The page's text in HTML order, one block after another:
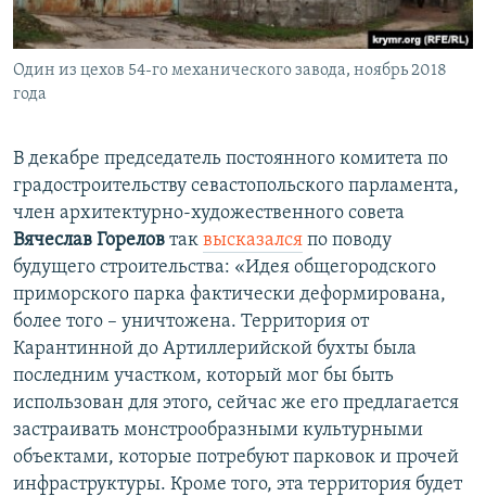
Один из цехов 54-го механического завода, ноябрь 2018
года
В декабре председатель постоянного комитета по
градостроительству севастопольского парламента,
член архитектурно-художественного совета
Вячеслав Горелов так высказался по поводу
будущего строительства: «Идея общегородского
приморского парка фактически деформирована,
более того – уничтожена. Территория от
Карантинной до Артиллерийской бухты была
последним участком, который мог бы быть
использован для этого, сейчас же его предлагается
застраивать монстрообразными культурными
объектами, которые потребуют парковок и прочей
инфраструктуры. Кроме того, эта территория будет